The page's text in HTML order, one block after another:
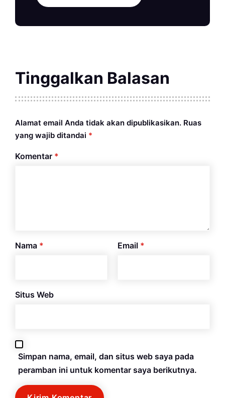
Tinggalkan Balasan
Alamat email Anda tidak akan dipublikasikan. Ruas
yang wajib ditandai *
Komentar *
Nama * Email *
Situs Web
Simpan nama, email, dan situs web saya pada
peramban ini untuk komentar saya berikutnya.